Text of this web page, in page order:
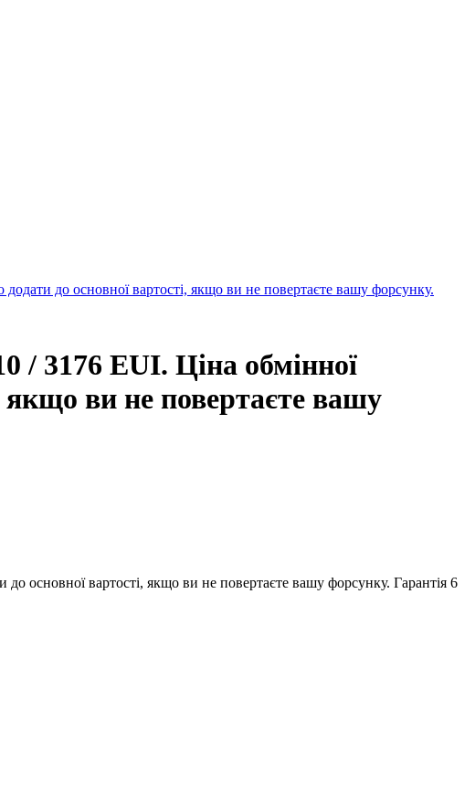
до основної вартості, якщо ви не повертаєте вашу форсунку.
/ 3176 EUI. Ціна обмінної
якщо ви не повертаєте вашу
основної вартості, якщо ви не повертаєте вашу форсунку. Гарантія 6